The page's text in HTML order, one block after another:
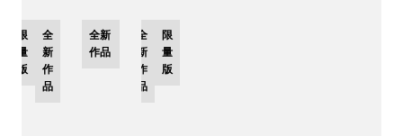
限
量
版
全
新
作
品
全新
作品
全
新
作
品
限
量
版